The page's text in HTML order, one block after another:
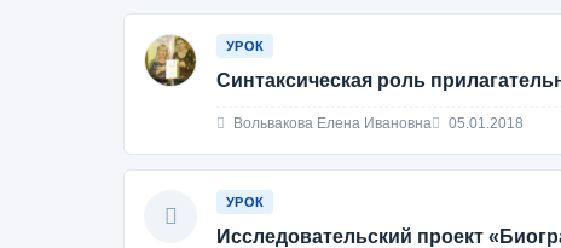
УРОК
Синтаксическая роль
Вольвакова Елена Ивановна 05.01.2018
УРОК
Исследовательский проект